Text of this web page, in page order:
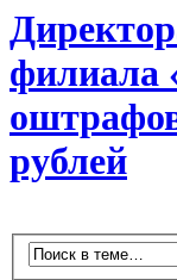
филиала
рублей